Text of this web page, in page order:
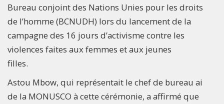
Bureau conjoint des Nations Unies pour les droits
de l’homme (BCNUDH) lors du lancement de la
campagne des 16 jours d’activisme contre les
violences faites aux femmes et aux jeunes
filles.
Astou Mbow, qui représentait le chef de bureau ai
de la MONUSCO à cette cérémonie, a affirmé que